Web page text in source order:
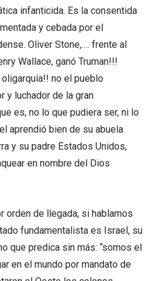
infanticida. Es la consentida
y cebada por el
Oliver Stone,…. frente al
Wallace, ganó Truman!!!
no el pueblo
y luchador de la gran
es, no lo que pudiera ser, ni lo
aprendió bien de su abuela
y su padre Estados Unidos,
en nombre del Dios
orden de llegada, si hablamos
fundamentalista es Israel, su
que predica sin más: “somos el
en el mundo por mandato de